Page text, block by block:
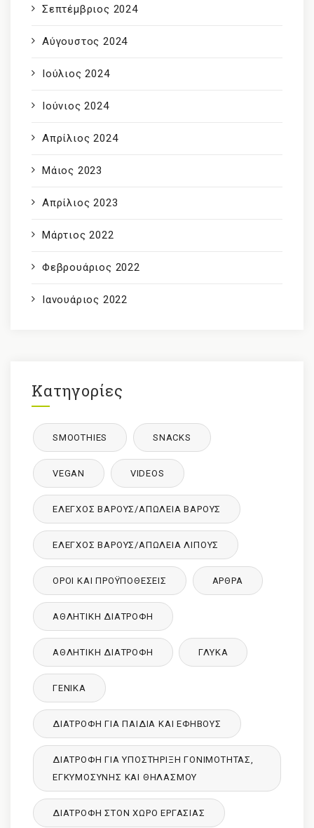
Σεπτέμβριος 2024
Αύγουστος 2024
Ιούλιος 2024
Ιούνιος 2024
Απρίλιος 2024
Μάιος 2023
Απρίλιος 2023
Μάρτιος 2022
Φεβρουάριος 2022
Ιανουάριος 2022
Κατηγορίες
SMOOTHIES SNACKS
VEGAN VIDEOS
ΈΛΕΓΧΟΣ ΒΆΡΟΥΣ/ΑΠΏΛΕΙΑ ΒΆΡΟΥΣ
ΈΛΕΓΧΟΣ ΒΆΡΟΥΣ/ΑΠΏΛΕΙΑ ΛΊΠΟΥΣ
ΌΡΟΙ ΚΑΙ ΠΡΟΫΠΟΘΈΣΕΙΣ ΑΡΘΡΑ
ΑΘΛΗΤΙΚΉ ΔΙΑΤΡΟΦΉ
ΑΘΛΗΤΙΚΉ ΔΙΑΤΡΟΦΉ ΓΛΥΚΑ
ΓΕΝΙΚΆ
ΔΙΑΤΡΟΦΉ ΓΙΑ ΠΑΙΔΙΆ ΚΑΙ ΕΦΉΒΟΥΣ
ΔΙΑΤΡΟΦΉ ΓΙΑ ΥΠΟΣΤΉΡΙΞΗ ΓΟΝΙΜΌΤΗΤΑΣ,
ΕΓΚΥΜΟΣΎΝΗΣ ΚΑΙ ΘΗΛΑΣΜΟΎ
ΔΙΑΤΡΟΦΉ ΣΤΟΝ ΧΏΡΟ ΕΡΓΑΣΊΑΣ